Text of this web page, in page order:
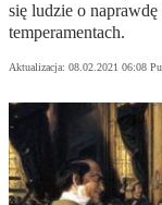
się ludzie o
temperamentach.
Aktualizacja: 08.02.2021 06:08